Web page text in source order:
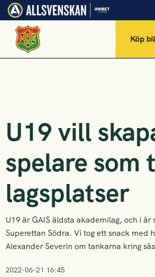
Köp
U19 vill
spelare som
lagsplatser
U19 är GAIS äldsta akademilag, och i år
Superettan Södra. Vi tog ett snack med
Alexander Severin om tankarna kring
2022-06-21 16:45